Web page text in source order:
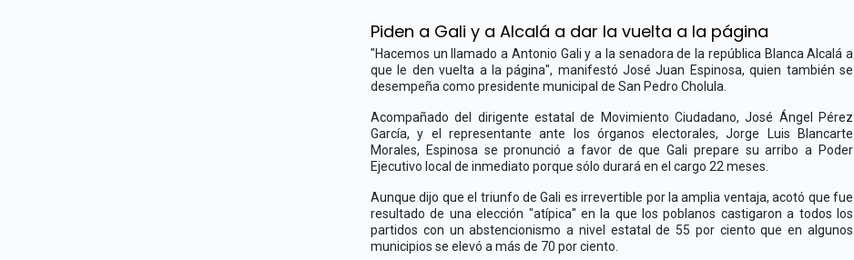
Piden a Gali y a Alcalá a dar la vuelta a la página
"Hacemos un llamado a Antonio Gali y a la senadora de la república Blanca Alcalá a
que le den vuelta a la página", manifestó José Juan Espinosa, quien también se
desempeña como presidente municipal de San Pedro Cholula.
Acompañado del dirigente estatal de Movimiento Ciudadano, José Ángel Pérez
García, y el representante ante los órganos electorales, Jorge Luis Blancarte
Morales, Espinosa se pronunció a favor de que Gali prepare su arribo a Poder
Ejecutivo local de inmediato porque sólo durará en el cargo 22 meses.
Aunque dijo que el triunfo de Gali es irrevertible por la amplia ventaja, acotó que fue
resultado de una elección "atípica" en la que los poblanos castigaron a todos los
partidos con un abstencionismo a nivel estatal de 55 por ciento que en algunos
municipios se elevó a más de 70 por ciento.